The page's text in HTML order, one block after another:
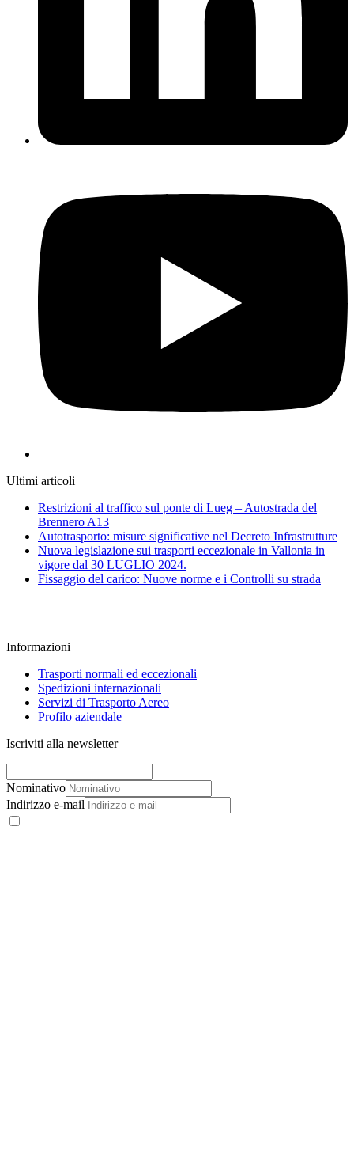
Ultimi articoli
Restrizioni al traffico sul ponte di Lueg – Autostrada del
Brennero A13
Autotrasporto: misure significative nel Decreto Infrastrutture
Nuova legislazione sui trasporti eccezionale in Vallonia in
vigore dal 30 LUGLIO 2024.
Fissaggio del carico: Nuove norme e i Controlli su strada
Informazioni
Trasporti normali ed eccezionali
Spedizioni internazionali
Servizi di Trasporto Aereo
Profilo aziendale
Iscriviti alla newsletter
Nominativo
Indirizzo e-mail